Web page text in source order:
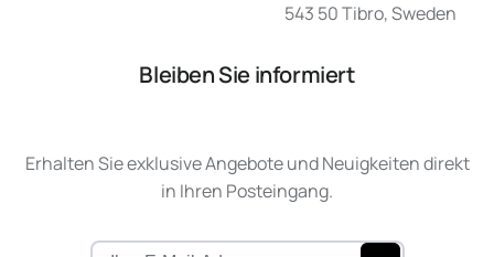
543 50 Tibro, Sweden
Bleiben Sie informiert
Erhalten Sie exklusive Angebote und Neuigkeiten direkt
in Ihren Posteingang.